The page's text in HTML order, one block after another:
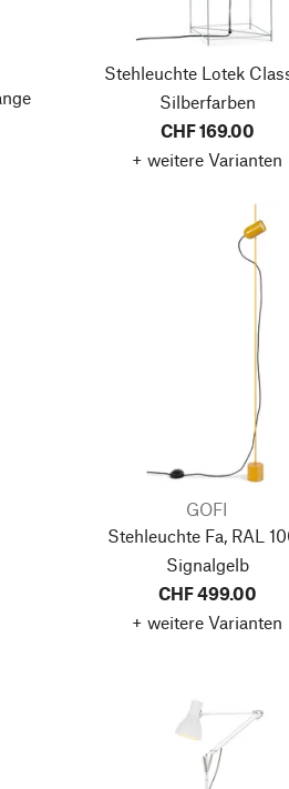
Stehleuchte Lotek
Silberfarben
CHF 169.00
+ weitere Varianten
GOFI
Stehleuchte Fa, RAL
Signalgelb
CHF 499.00
+ weitere Varianten